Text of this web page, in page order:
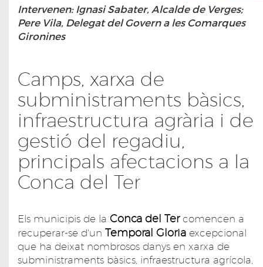
Intervenen: Ignasi Sabater, Alcalde de Verges;
Pere Vila, Delegat del Govern a les Comarques
Gironines
Camps, xarxa de
subministraments bàsics,
infraestructura agrària i de
gestió del regadiu,
principals afectacions a la
Conca del Ter
Els municipis de la Conca del Tercomencen a
recuperar-se d'un Temporal Gloria excepcional
que ha deixat nombrosos danys en xarxa de
subministraments bàsics, infraestructura agrícola,